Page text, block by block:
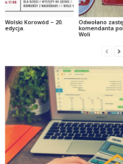
Wolski Korowód – 20.
edycja.
Odwołano
komendanta
Woli